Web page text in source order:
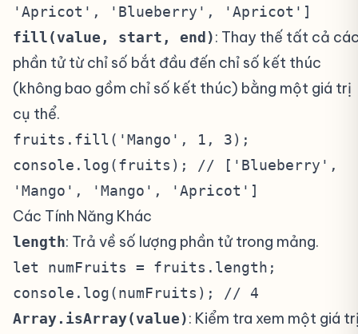
'Apricot', 'Blueberry', 'Apricot']
fill(value, start, end): Thay thế tất cả
phần tử từ chỉ số bắt đầu đến chỉ số kết thúc
(không bao gồm chỉ số kết thúc) bằng một giá trị
cụ thể.
fruits.fill('Mango', 1, 3);
console.log(fruits); // ['Blueberry',
'Mango', 'Mango', 'Apricot']
Các Tính Năng Khác
length: Trả về số lượng phần tử trong mảng.
let numFruits = fruits.length;
console.log(numFruits); // 4
Array.isArray(value): Kiểm tra xem một giá